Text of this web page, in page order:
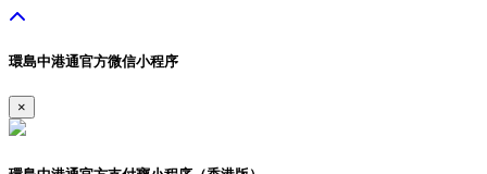
環島中港通官方微信小程序
×